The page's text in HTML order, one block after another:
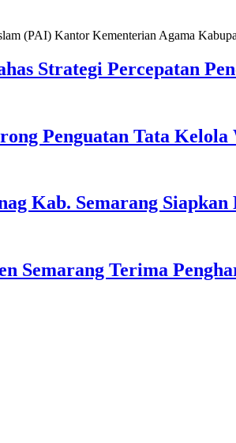
(PAI) Kantor Kementerian Agama
Strategi Percepatan
Penguatan Tata Kelola
Kab. Semarang Siapkan
Semarang Terima